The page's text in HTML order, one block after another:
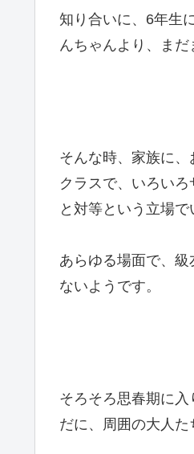
知り合いに、6年生
んちゃんより、ま
そんな時、家族に
クラスで、いろい
と対等という立場で
あらゆる場面で、
ないようです。
そろそろ思春期に
だに、周囲の大人た